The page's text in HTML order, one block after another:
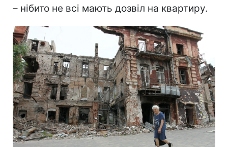
– нібито не всі мають дозвіл на квартиру.